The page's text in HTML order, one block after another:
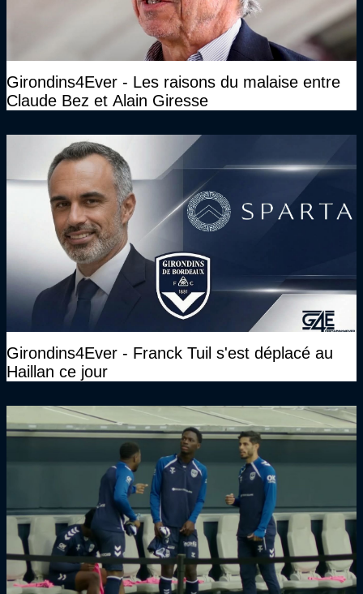
Girondins4Ever - Les raisons du malaise entre
Claude Bez et Alain Giresse
Girondins4Ever - Franck Tuil s'est déplacé au
Haillan ce jour